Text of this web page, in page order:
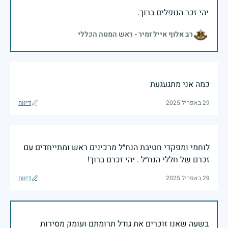
יהי זכר הנופלים ברוך.
רב אלוף אייל זמיר - ראש המטה הכללי
כמה אני מתגעגעת
29 באפריל 2025 דיווח
לוחמי ומפקדי חטיבת הנח״ל מרכינים ראש ומתייחדים עם
זכרם של חללי הנח״ל . יהי זכרם ברוך!
29 באפריל 2025 דיווח
בשעה שאנו זוכרים את גודל תרומתם ועומק מסירות